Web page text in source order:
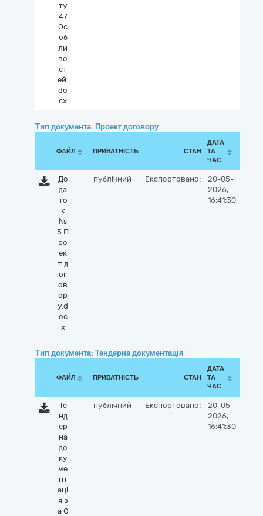
ту
47
Ос
об
ли
во
ст
ей.
do
cx
Тип документа: Проект договору
ФАЙЛ ПРИВАТНІСТЬ СТАН
ДАТА
ТА
ЧАС
До
да
то
к
№
5 П
ро
ек
т д
ог
ов
ор
у.d
oc
x
публічний Експортовано:
20-05-
2026,
16:41:30
Тип документа: Тендерна документація
ФАЙЛ ПРИВАТНІСТЬ СТАН
ДАТА
ТА
ЧАС
Те
нд
ер
на
до
ку
ме
нт
аці
я з
а О
публічний Експортовано:
20-05-
2026,
16:41:30